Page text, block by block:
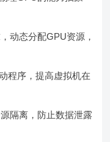
动态分配GPU资源，
程序，提高虚拟机在
隔离，防止数据泄露